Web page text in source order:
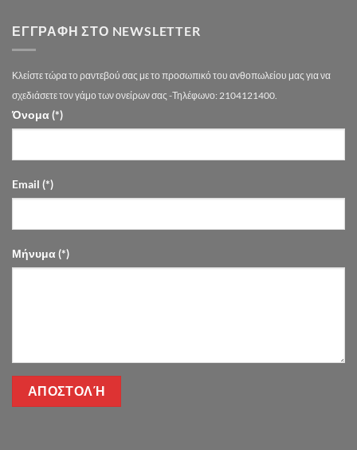
Αθήνα
στον
Drimalas
Flowers
ΕΓΓΡΑΦΉ ΣΤΟ NEWSLETTER
Κλείστε τώρα το ραντεβού σας με το προσωπικό του ανθοπωλείου μας για να
σχεδιάσετε τον γάμο των ονείρων σας -Τηλέφωνο: 2104121400.
Όνομα (*)
Email (*)
Μήνυμα (*)